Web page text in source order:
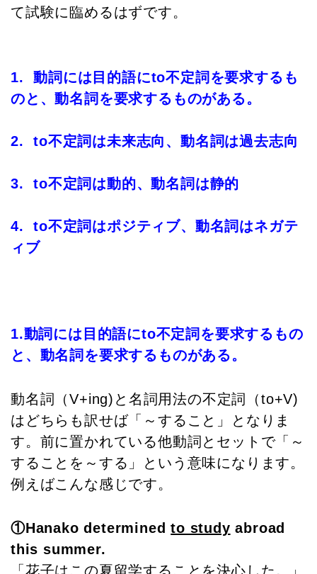
て試験に臨めるはずです。
1. 動詞には目的語にto不定詞を要求するも
のと、動名詞を要求するものがある。
2. to不定詞は未来志向、動名詞は過去志向
3. to不定詞は動的、動名詞は静的
4. to不定詞はポジティブ、動名詞はネガテ
ィブ
1.動詞には目的語にto不定詞を要求するもの
と、動名詞を要求するものがある。
動名詞（V+ing)と名詞用法の不定詞（to+V)
はどちらも訳せば「～すること」となりま
す。前に置かれている他動詞とセットで「～
することを～する」という意味になります。
例えばこんな感じです。
①Hanako determinedto study abroad
this summer.
「花子はこの夏留学することを決心した。」